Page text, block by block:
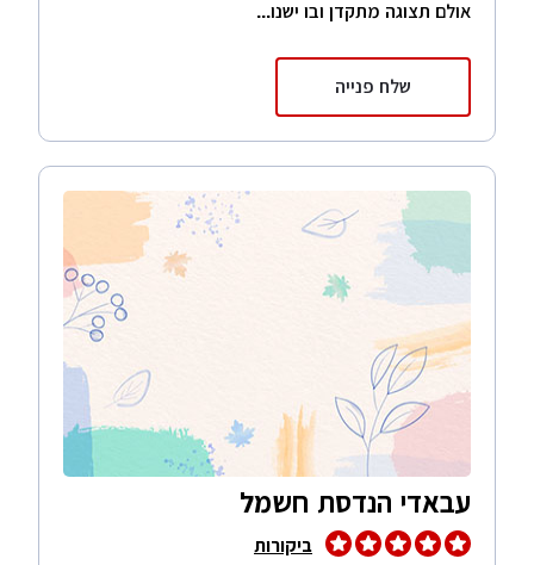
אולם תצוגה מתקדן ובו ישנו...
שלח פנייה
עבאדי הנדסת חשמל
ביקורות